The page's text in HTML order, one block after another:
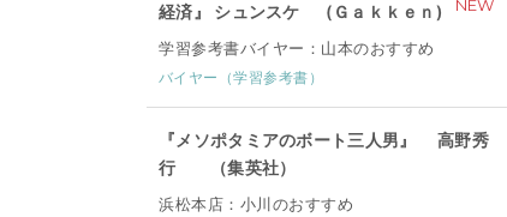
経済』 シュンスケ (Ｇａｋｋｅｎ)
NEW
学習参考書バイヤー：山本のおすすめ
バイヤー（学習参考書）
『メソポタミアのボート三人男』 高野秀
行 （集英社）
浜松本店：小川のおすすめ